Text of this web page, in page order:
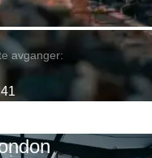
avganger: